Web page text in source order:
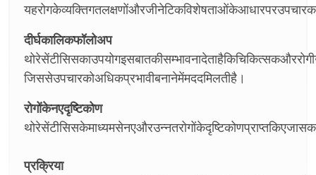
दीर्घकालिकफॉलोअप
जिससेउपचारकोअधिकप्रभावीबनानेमेंमददमिलतीहै।
रोगोंकेनएदृष्टिकोण
प्रक्रिया